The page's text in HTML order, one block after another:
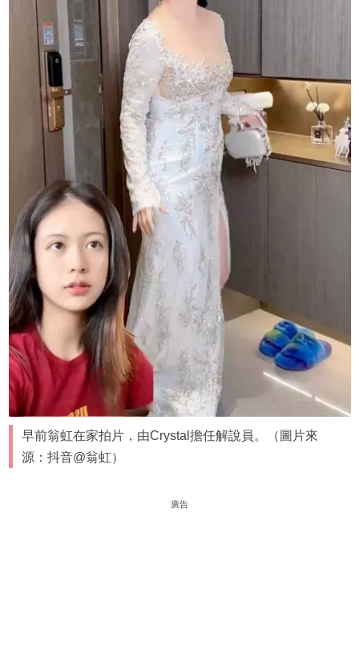
早前翁虹在家拍片，由Crystal擔任解說員。（圖片來
源：抖音@翁虹）
廣告